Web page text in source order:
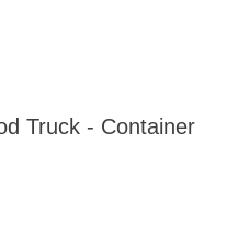
Truck - Container